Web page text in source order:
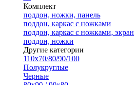
Комплект
поддон, ножки, панель
поддон, каркас с ножками
поддон, каркас с ножками, экран
поддон, ножки
Другие категории
110х70/80/90/100
Полукруглые
Черные